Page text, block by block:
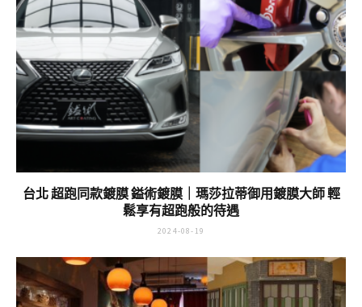
台北 超跑同款鍍膜 鎰術鍍膜｜瑪莎拉蒂御用鍍膜大師 輕
鬆享有超跑般的待遇
2024-08-19